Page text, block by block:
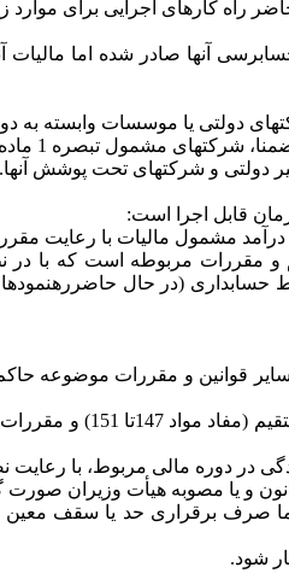
ها یا شرکتهای دولتی یا
گروههای زیر را در بر نمی گیرد:
شرکتهای موضوع تبصره (1)مذکور، قانون مالیاتهای
حسابداری (در حال
قوانین و مقررات موضوعه
3-2- ملاک هزینه های قابل قبول و
در دوره مالی مربوط، با رعایت
و یا مصوبه هیأت وزیران صورت
است ، اما صرف برقراری حد یا سقف